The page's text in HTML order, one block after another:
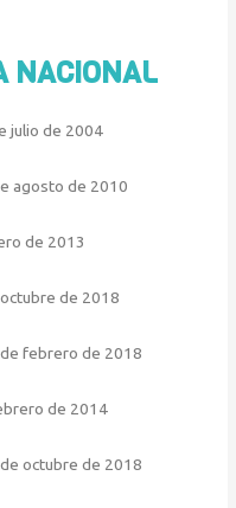
NACIONAL
julio de 2004
agosto de 2010
de 2013
de 2018
febrero de 2018
de 2014
octubre de 2018